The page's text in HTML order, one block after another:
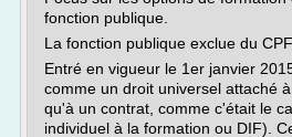
fonction publique.
La fonction publique exclue du CPF
Entré en vigueur le 1er janvier
comme un droit universel attaché
qu'à un contrat, comme c'était le
individuel à la formation ou DIF).